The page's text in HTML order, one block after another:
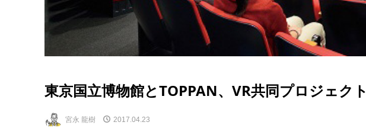
東京国立博物館とTOPPAN、VR共同プロジェクト
宮永 龍樹 2017.04.23